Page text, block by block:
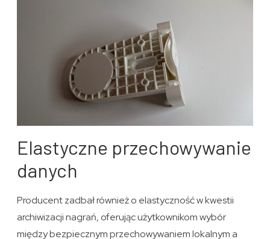
Elastyczne przechowywanie
danych
Producent zadbał również o elastyczność w kwestii
archiwizacji nagrań, oferując użytkownikom wybór
między bezpiecznym przechowywaniem lokalnym a